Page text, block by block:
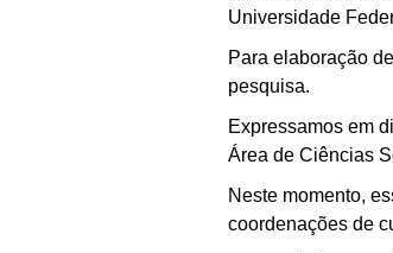
Universidade
Para elaboração
pesquisa.
Expressamos em
Área de Ciências
Neste momento,
coordenações de